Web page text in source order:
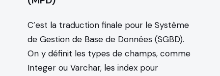
C’est la traduction finale pour le Système
de Gestion de Base de Données (SGBD).
On y définit les types de champs, comme
Integer ou Varchar, les index pour